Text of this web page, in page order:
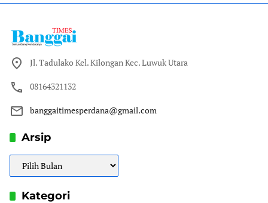
Jl. Tadulako Kel. Kilongan Kec. Luwuk Utara
08164321132
banggaitimesperdana@gmail.com
Arsip
Kategori